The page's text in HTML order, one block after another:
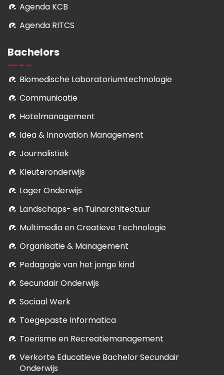
Agenda KCB
Agenda RITCS
Bachelors
Biomedische Laboratoriumtechnologie
Communicatie
Hotelmanagement
Idea & Innovation Management
Journalistiek
Kleuteronderwijs
Lager Onderwijs
Landschaps- en Tuinarchitectuur
Multimedia en Creatieve Technologie
Organisatie & Management
Pedagogie van het jonge kind
Secundair Onderwijs
Sociaal Werk
Toegepaste Informatica
Toerisme en Recreatiemanagement
Verkorte Educatieve Bachelor Secundair
Onderwijs